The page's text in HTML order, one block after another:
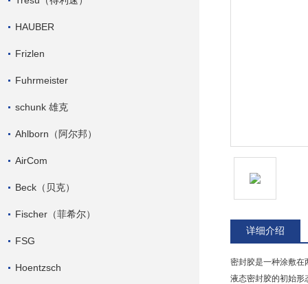
HAUBER
Frizlen
Fuhrmeister
schunk 雄克
Ahlborn（阿尔邦）
AirCom
Beck（贝克）
Fischer（菲希尔）
FSG
Hoentzsch
详细介绍
密封胶是一种涂敷在
液态密封胶的初始形